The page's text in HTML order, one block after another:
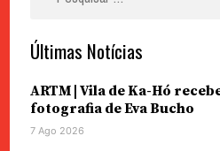
Últimas Notícias
ARTM | Vila de Ka-Hó
fotografia de Eva Bucho
7 Ago 2026